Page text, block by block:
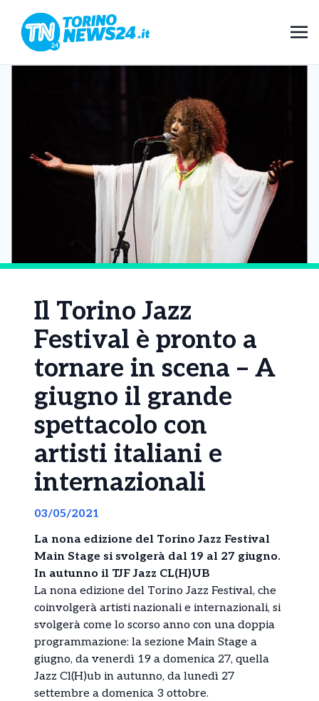
Il Torino Jazz
Festival è pronto a
tornare in scena – A
giugno il grande
spettacolo con
artisti italiani e
internazionali
03/05/2021
La nona edizione del Torino Jazz Festival
Main Stage si svolgerà dal 19 al 27 giugno.
In autunno il TJF Jazz CL(H)UB
La nona edizione del Torino Jazz Festival, che
coinvolgerà artisti nazionali e internazionali, si
svolgerà come lo scorso anno con una doppia
programmazione: la sezione Main Stage a
giugno, da venerdì 19 a domenica 27, quella
Jazz Cl(H)ub in autunno, da lunedì 27
settembre a domenica 3 ottobre.